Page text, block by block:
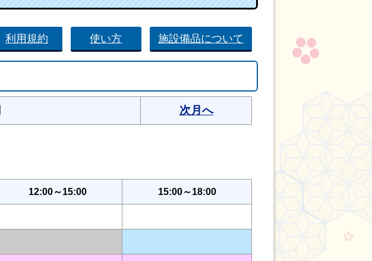
利用規約 使い方 施設備品について
次月へ
12:00～15:00 15:00～18:00